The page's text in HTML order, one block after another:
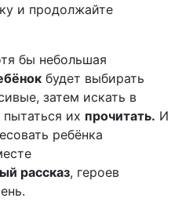
и продолжайте
бы небольшая
будет выбирать
затем искать в
пытаться их прочитать. И
ребёнка
рассказ, героев